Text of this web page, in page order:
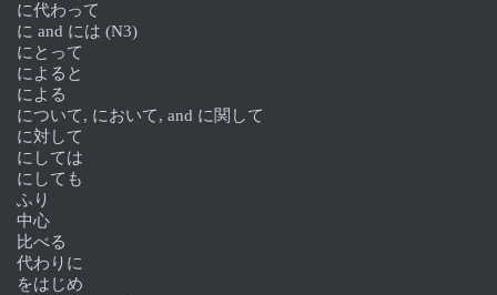
に代わって
に and には (N3)
にとって
によると
による
について, において, and に関して
に対して
にしては
にしても
ふり
中心
比べる
代わりに
をはじめ